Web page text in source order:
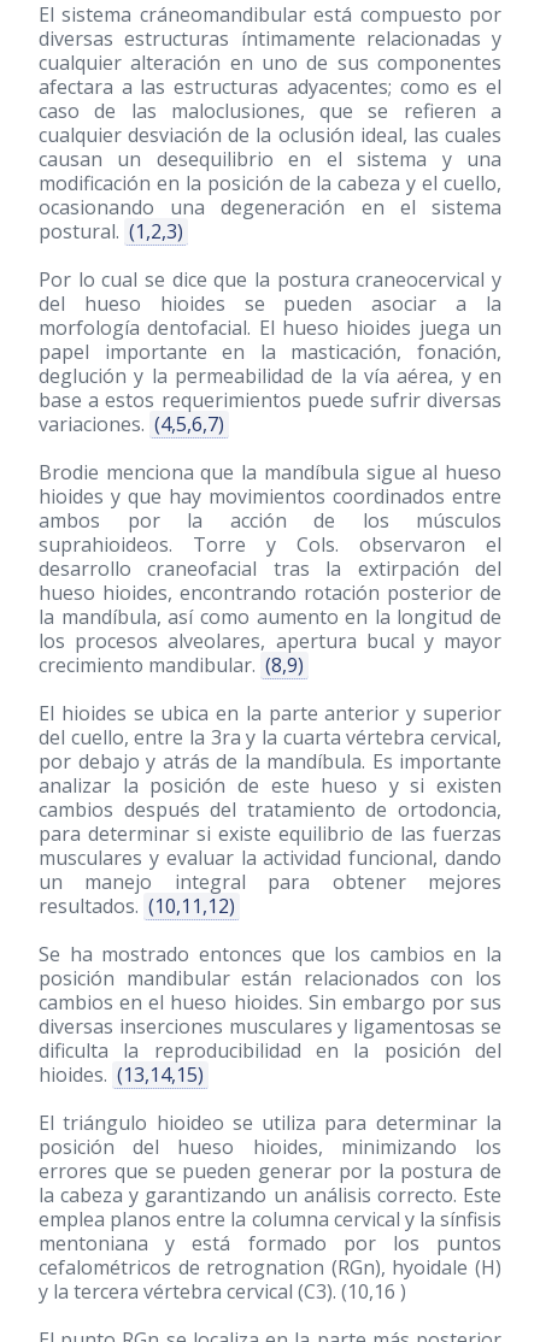
El sistema cráneomandibular está compuesto por
diversas estructuras íntimamente relacionadas y
cualquier alteración en uno de sus componentes
afectara a las estructuras adyacentes; como es el
caso de las maloclusiones, que se refieren a
cualquier desviación de la oclusión ideal, las cuales
causan un desequilibrio en el sistema y una
modificación en la posición de la cabeza y el cuello,
ocasionando una degeneración en el sistema
postural. (1,2,3)
Por lo cual se dice que la postura craneocervical y
del hueso hioides se pueden asociar a la
morfología dentofacial. El hueso hioides juega un
papel importante en la masticación, fonación,
deglución y la permeabilidad de la vía aérea, y en
base a estos requerimientos puede sufrir diversas
variaciones. (4,5,6,7)
Brodie menciona que la mandíbula sigue al hueso
hioides y que hay movimientos coordinados entre
ambos por la acción de los músculos
suprahioideos. Torre y Cols. observaron el
desarrollo craneofacial tras la extirpación del
hueso hioides, encontrando rotación posterior de
la mandíbula, así como aumento en la longitud de
los procesos alveolares, apertura bucal y mayor
crecimiento mandibular. (8,9)
El hioides se ubica en la parte anterior y superior
del cuello, entre la 3ra y la cuarta vértebra cervical,
por debajo y atrás de la mandíbula. Es importante
analizar la posición de este hueso y si existen
cambios después del tratamiento de ortodoncia,
para determinar si existe equilibrio de las fuerzas
musculares y evaluar la actividad funcional, dando
un manejo integral para obtener mejores
resultados. (10,11,12)
Se ha mostrado entonces que los cambios en la
posición mandibular están relacionados con los
cambios en el hueso hioides. Sin embargo por sus
diversas inserciones musculares y ligamentosas se
dificulta la reproducibilidad en la posición del
hioides. (13,14,15)
El triángulo hioideo se utiliza para determinar la
posición del hueso hioides, minimizando los
errores que se pueden generar por la postura de
la cabeza y garantizando un análisis correcto. Este
emplea planos entre la columna cervical y la sínfisis
mentoniana y está formado por los puntos
cefalométricos de retrognation (RGn), hyoidale (H)
y la tercera vértebra cervical (C3). (10,16 )